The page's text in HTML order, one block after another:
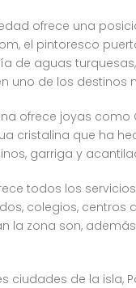
ofrece una
el pintoresco
de aguas
uno de los
ofrece joyas
cristalina que ha
garriga y
todos los
colegios,
la zona son,
ciudades de la